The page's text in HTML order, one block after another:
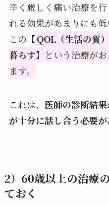
辛く厳しく痛い治療を
れる効果があまりにも低
この【QOL（生活の質
暮らす】という治療が
ます。
これは、 医師の診断結
が十分に話し合う必要が
2）60歳以上の治療
ておく